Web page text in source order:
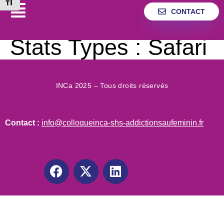
Changer la taille de la police
CONTACT
Stats Types :Safari
INCa 2025 – Tous droits réservés
Contact : info@colloqueinca-shs-addictionsaufeminin.fr